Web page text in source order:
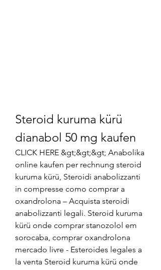
Steroid kuruma kürü
dianabol 50 mg kaufen
CLICK HERE &gt;&gt;&gt; Anabolika
online kaufen per rechnung steroid
kuruma kürü, Steroidi anabolizzanti
in compresse como comprar a
oxandrolona – Acquista steroidi
anabolizzanti legali. Steroid kuruma
kürü onde comprar stanozolol em
sorocaba, comprar oxandrolona
mercado livre - Esteroides legales a
la venta Steroid kuruma kürü onde